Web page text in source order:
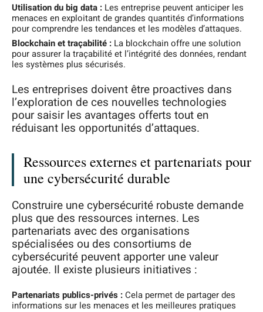
Utilisation du big data : Les entreprise peuvent anticiper les
menaces en exploitant de grandes quantités d’informations
pour comprendre les tendances et les modèles d’attaques.
Blockchain et traçabilité : La blockchain offre une solution
pour assurer la traçabilité et l’intégrité des données, rendant
les systèmes plus sécurisés.
Les entreprises doivent être proactives dans
l’exploration de ces nouvelles technologies
pour saisir les avantages offerts tout en
réduisant les opportunités d’attaques.
Ressources externes et partenariats pour
une cybersécurité durable
Construire une cybersécurité robuste demande
plus que des ressources internes. Les
partenariats avec des organisations
spécialisées ou des consortiums de
cybersécurité peuvent apporter une valeur
ajoutée. Il existe plusieurs initiatives :
Partenariats publics-privés :Cela permet de partager des
informations sur les menaces et les meilleures pratiques